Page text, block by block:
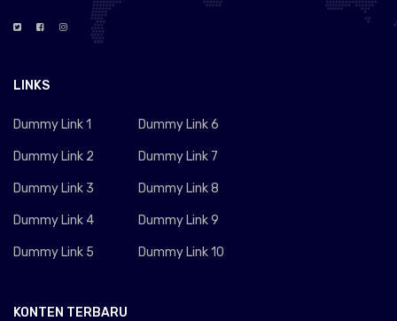
LINKS
Dummy Link 1
Dummy Link 2
Dummy Link 3
Dummy Link 4
Dummy Link 5
Dummy Link 6
Dummy Link 7
Dummy Link 8
Dummy Link 9
Dummy Link 10
KONTEN TERBARU